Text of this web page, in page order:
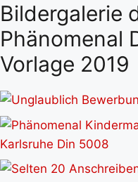
Bildergalerie
Phänomenal
Vorlage 2019